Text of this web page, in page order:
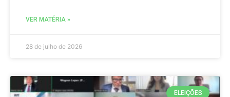
VER MATÉRIA »
28 de julho de 2026
ELEIÇÕES